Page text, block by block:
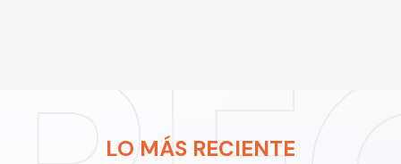
LO MÁS RECIENTE